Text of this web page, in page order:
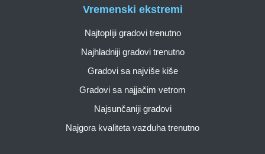
Vremenski ekstremi
Najtopliji gradovi trenutno
Najhladniji gradovi trenutno
Gradovi sa najviše kiše
Gradovi sa najjačim vetrom
Najsunčaniji gradovi
Najgora kvaliteta vazduha trenutno